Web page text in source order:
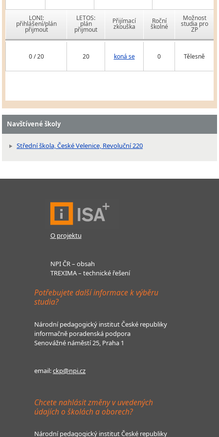
LONI:
přihlášení/plán
přijmout
LETOS:
plán
přijmout
Přijímací
zkouška
Roční
školné
Možnost
studia pro
ZP
0 / 20 20 koná se 0 Tělesně
Navštívené školy
Střední škola, České Velenice, Revoluční 220
O projektu
NPI ČR – obsah
TREXIMA – technické řešení
Potřebujete další informace k výběru
studia?
Národní pedagogický institut České republiky
informačně poradenská podpora
Senovážné náměstí 25, Praha 1
email:ckp@npi.cz
Chcete nahlásit změny v uvedených
údajích o školách a oborech?
Národní pedagogický institut České republiky